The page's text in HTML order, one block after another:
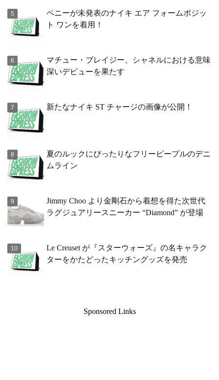
ペニーが未発表のナイキ エア フォームポジッ
ト ワンを着用！
マチュー・ブレイジー、シャネルにおける意味
深いデビューを果たす
新たなナイキ ST チャージの画像が公開！
夏のルックにぴったりなフリーピープルのデニ
ムライン
Jimmy Choo より金剛石から着想を得た次世代
ラグジュアリースニーカー “Diamond” が登場
Le Creuset が『スターウォーズ』の名キャラク
ターをかたどったキッチングッズを発売
Sponsored Links